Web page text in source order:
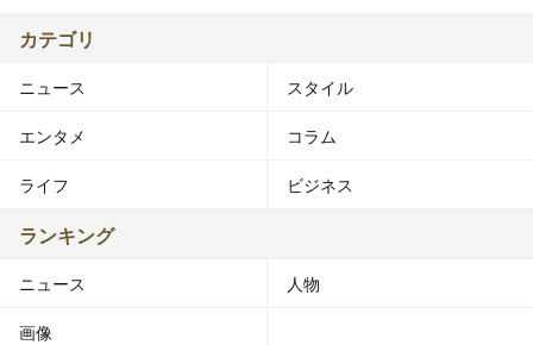
カテゴリ
ニュース スタイル
エンタメ コラム
ライフ ビジネス
ランキング
ニュース 人物
画像